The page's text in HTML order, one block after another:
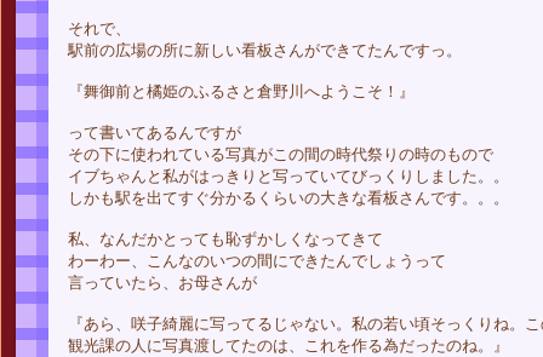
それで、
駅前の広場の所に新しい看板さんができてたんですっ。
『舞御前と橘姫のふるさと倉野川へようこそ！』
って書いてあるんですが
その下に使われている写真がこの間の時代祭りの時のもので
イブちゃんと私がはっきりと写っていてびっくりしました。。
しかも駅を出てすぐ分かるくらいの大きな看板さんです。。。
私、なんだかとっても恥ずかしくなってきて
わーわー、こんなのいつの間にできたんでしょうって
言っていたら、お母さんが
『あら、咲子綺麗に写ってるじゃない。私の若い頃そっくりね。
観光課の人に写真渡してたのは、これを作る為だったのね。』